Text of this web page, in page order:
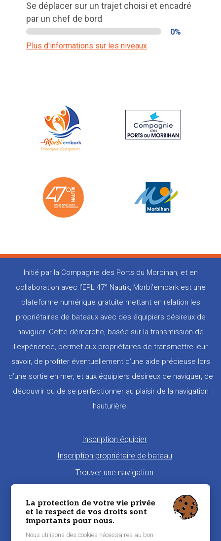
Se déplacer sur un trajet choisi et encadré
par un chef de bord
0%
Plus d'informations sur les niveaux
Initié par la Compagnie des Ports du Morbihan, et en
collaboration avec l’EPL 47° Nautik, Morbi’embark est une
plateforme numérique gratuite mettant en relation les
propriétaires de bateaux avec des équipiers désireux de
naviguer. Cette démarche, basée sur la transmission de
l’expérience, permet aux propriétaires de transmettre leur
savoir, de profiter éventuellement d’une aide précieuse lors
d’une sortie en mer, et aux équipiers désireux de naviguer, de
découvrir ou de se perfectionner au plaisir de la navigation
hauturière.
Inscription équipier
Inscription propriétaire de bateau
Trouver une navigation
La charte Morbi'Embark
Niveau de pratique maritime
Conditions générales d'utilisation
La protection de votre vie privée
et le respect de vos droits sont
importants pour nous.
Nous utilisons des cookies nécessaires au bon